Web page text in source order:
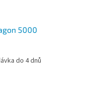
5000
do 4 dnů